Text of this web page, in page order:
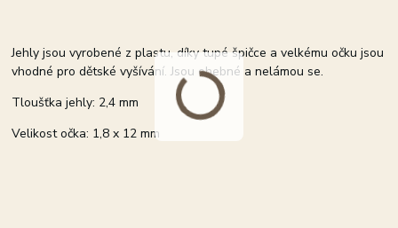
Jehly jsou vyrobené z plastu, díky tupé špičce a velkému očku jsou
vhodné pro dětské vyšívání. Jsou ohebné a nelámou se.
Tloušťka jehly: 2,4 mm
Velikost očka: 1,8 x 12 mm